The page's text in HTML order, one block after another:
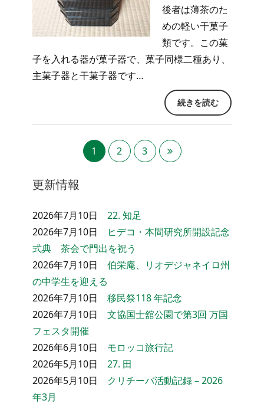
後者は薄茶のた
めの軽い干菓子
類です。この菓
子を入れる器が菓子器で、菓子同様二種あり、
主菓子器と干菓子器です…
続きを読む
1 2 3
更新情報
2026年7月10日 22. 知足
2026年7月10日
ヒデコ・本間研究所開設記念
式典 茶会で門出を祝う
2026年7月10日 伯栄庵、リオデジャネイロ州
の中学生を迎える
2026年7月10日 移民祭118 年記念
2026年7月10日 文協国士舘公園で第3回 万国
フェスタ開催
2026年6月10日 モロッコ旅行記
2026年5月10日 27. 田
2026年5月10日 クリチーバ活動記録 – 2026
年3月